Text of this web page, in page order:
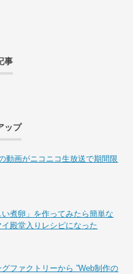
事
ップ
動画がニコニコ生放送で期間限
い煮卵」を作ってみたら簡単な
殿堂入りレシピになった
ファクトリーから ”Web制作の